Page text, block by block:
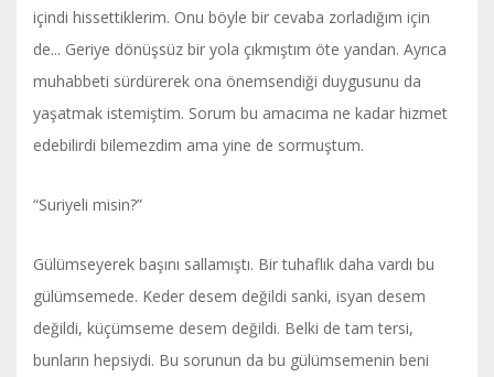
içindi hissettiklerim. Onu böyle bir cevaba zorladığım için
de... Geriye dönüşsüz bir yola çıkmıştım öte yandan. Ayrıca
muhabbeti sürdürerek ona önemsendiği duygusunu da
yaşatmak istemiştim. Sorum bu amacıma ne kadar hizmet
edebilirdi bilemezdim ama yine de sormuştum.
“Suriyeli misin?”
Gülümseyerek başını sallamıştı. Bir tuhaflık daha vardı bu
gülümsemede. Keder desem değildi sanki, isyan desem
değildi, küçümseme desem değildi. Belki de tam tersi,
bunların hepsiydi. Bu sorunun da bu gülümsemenin beni